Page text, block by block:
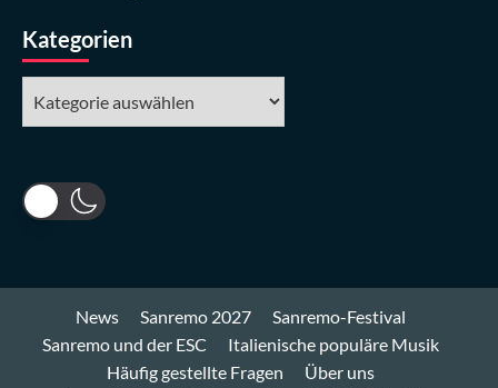
Kategorien
News Sanremo 2027
Sanremo-Festival
Sanremo und der ESC
Italienische populäre Musik
Häufig gestellte Fragen
Über uns